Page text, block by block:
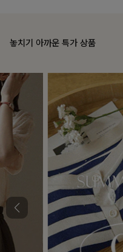
놓치기 아까운 특가 상품